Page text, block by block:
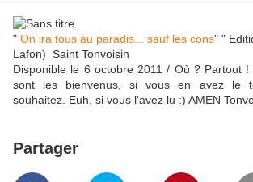
" On ira tous au paradis... sauf les cons" "
Lafon) Saint Tonvoisin
Disponible le 6 octobre 2011 / Où ? Partout !
sont les bienvenus, si vous en avez le
souhaitez. Euh, si vous l'avez lu :) AMEN
Partager